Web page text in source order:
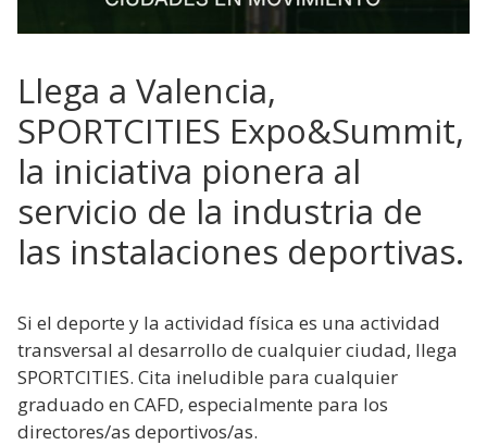
Llega a Valencia,
SPORTCITIES Expo&Summit,
la iniciativa pionera al
servicio de la industria de
las instalaciones deportivas.
Si el deporte y la actividad física es una actividad
transversal al desarrollo de cualquier ciudad, llega
SPORTCITIES. Cita ineludible para cualquier
graduado en CAFD, especialmente para los
directores/as deportivos/as.